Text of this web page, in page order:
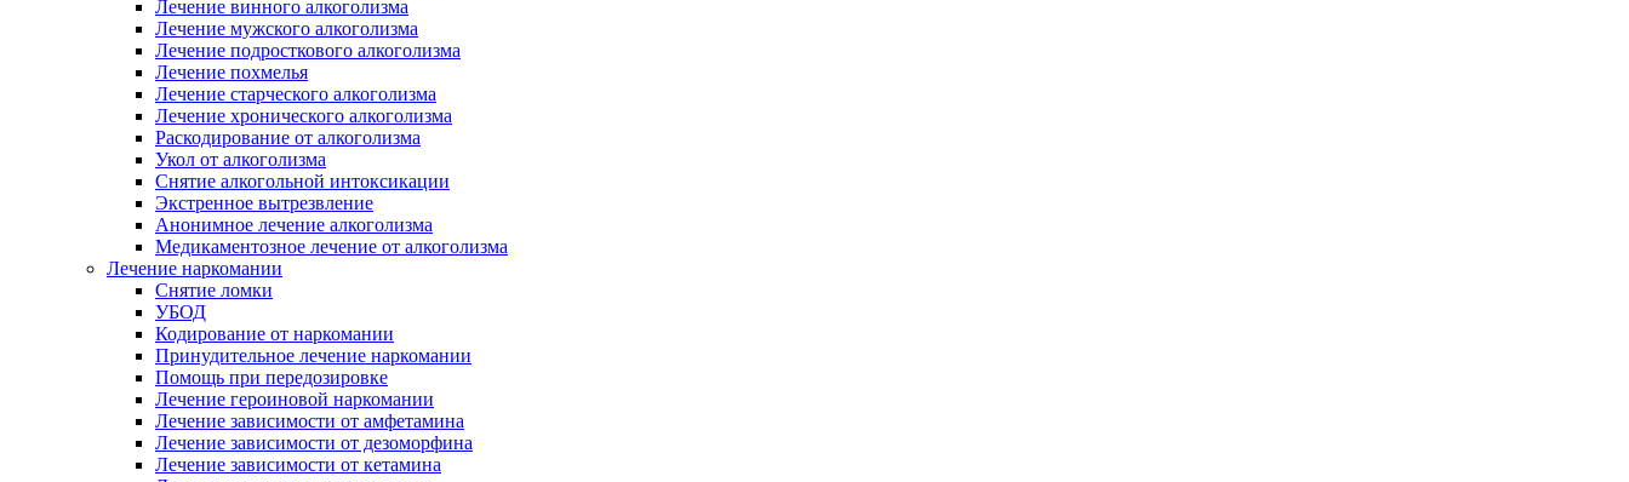
Лечение винного алкоголизма
Лечение мужского алкоголизма
Лечение подросткового алкоголизма
Лечение похмелья
Лечение старческого алкоголизма
Лечение хронического алкоголизма
Раскодирование от алкоголизма
Укол от алкоголизма
Снятие алкогольной интоксикации
Экстренное вытрезвление
Анонимное лечение алкоголизма
Медикаментозное лечение от алкоголизма
Лечение наркомании
Снятие ломки
УБОД
Кодирование от наркомании
Принудительное лечение наркомании
Помощь при передозировке
Лечение героиновой наркомании
Лечение зависимости от амфетамина
Лечение зависимости от дезоморфина
Лечение зависимости от кетамина